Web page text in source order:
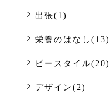
出張(1)
栄養のはなし(13)
ビースタイル(20)
デザイン(2)